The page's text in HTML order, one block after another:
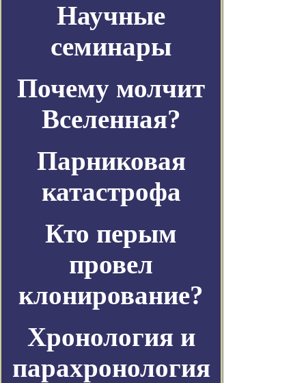
Научные
семинары
Почему молчит
Вселенная?
Парниковая
катастрофа
Кто перым
провел
клонирование?
Хронология и
парахронология